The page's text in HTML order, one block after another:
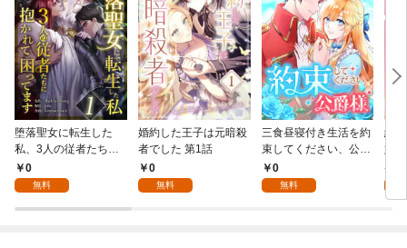
堕落聖女に転生した
私、3人の従者たちに
抱かれて困ってます 第
1話
0
無料
婚約した王子は元暗殺
者でした 第1話
0
無料
三食昼寝付き生活を約
束してください、公爵
様 1話
0
無料
絶
嬢
行